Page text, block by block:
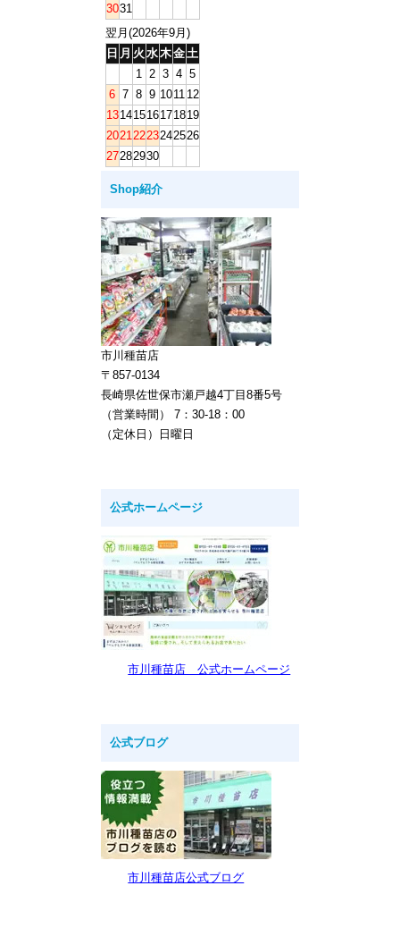
3031
翌月(2026年9月)
日 月 火 水木金 土
1
2 3 4 5
6 7 8 9 1011 12
13141516171819
2021 2223242526
27282930
Shop紹介
市川種苗店
〒857-0134
長崎県佐世保市瀬戸越4丁目8番5号
（営業時間） 7：30-18：00
（定休日）日曜日
公式ホームページ
市川種苗店 公式ホームページ
公式ブログ
市川種苗店公式ブログ